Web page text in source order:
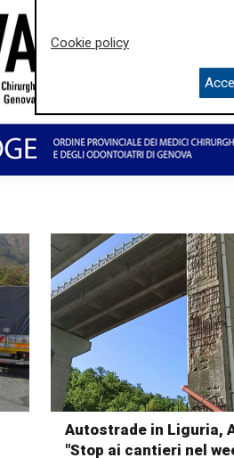
Autostrade in Liguria,
"Stop ai cantieri nel
Cookie policy